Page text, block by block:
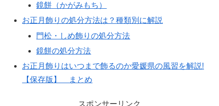
鏡餅（かがみもち）
お正月飾りの処分方法は？種類別に解説
門松・しめ飾りの処分方法
鏡餅の処分方法
お正月飾りはいつまで飾るのか愛媛県の風習を解説!
【保存版】 まとめ
スポンサーリンク